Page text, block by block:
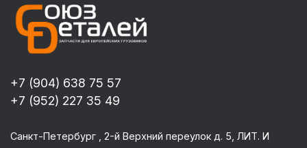
+7 (904) 638 75 57
+7 (952) 227 35 49
Санкт-Петербург , 2-й Верхний переулок д. 5, ЛИТ. И